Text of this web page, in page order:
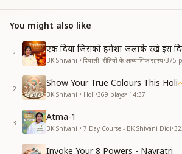
You might also like
1
एक दिया जिसको हमेशा जलाके रखे इस
BK Shivani • दिवाली: रीतियों के आध्यात्मिक रहस्य•375
2
Show Your True Colours This Holi
BK Shivani • Holi•369 plays• 14:37
3
Atma-1
BK Shivani • 7 Day Course - BK Shivani Didi•
Invoke Your 8 Powers - Navratri